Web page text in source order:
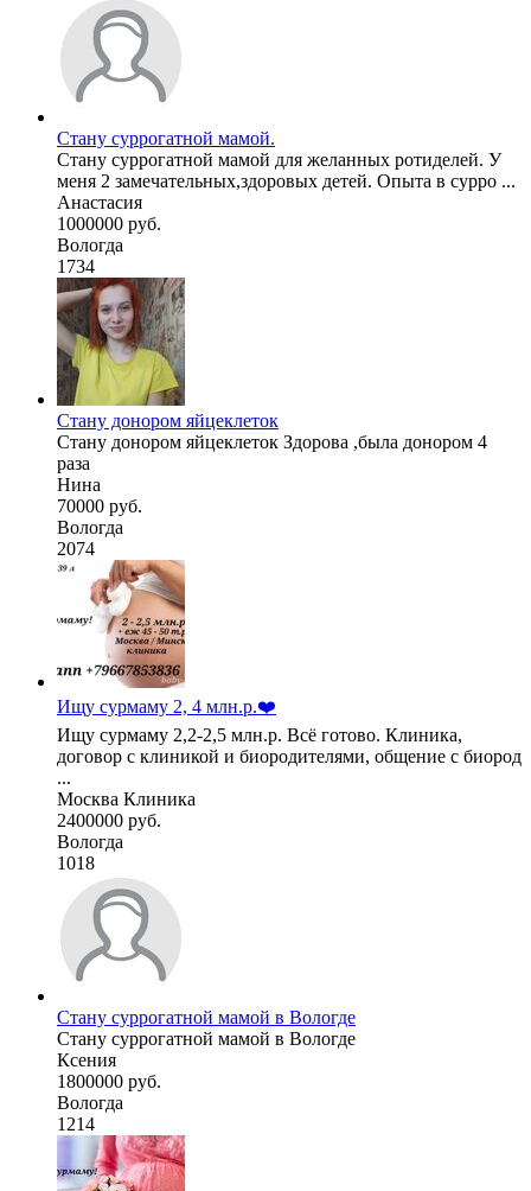
Стану суррогатной мамой.
Стану суррогатной мамой для желанных ротиделей. У
меня 2 замечательных,здоровых детей. Опыта в сурро ...
Анастасия
1000000 руб.
Вологда
1734
Стану донором яйцеклеток
Стану донором яйцеклеток Здорова ,была донором 4
раза
Нина
70000 руб.
Вологда
2074
Ищу сурмаму 2, 4 млн.р.❤️
Ищу сурмаму 2,2-2,5 млн.р. Всё готово. Клиника,
договор с клиникой и биородителями, общение с биород
...
Москва Клиника
2400000 руб.
Вологда
1018
Стану суррогатной мамой в Вологде
Стану суррогатной мамой в Вологде
Ксения
1800000 руб.
Вологда
1214